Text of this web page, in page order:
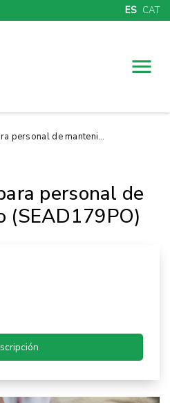
ES CAT
Menú
de mantenimiento (SEAD179PO)
personal de
(SEAD179PO)